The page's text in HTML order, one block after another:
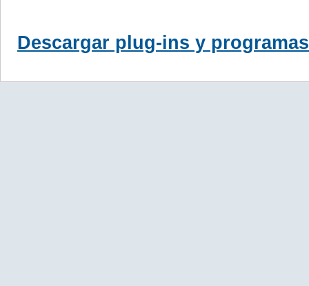
Descargar plug-ins y